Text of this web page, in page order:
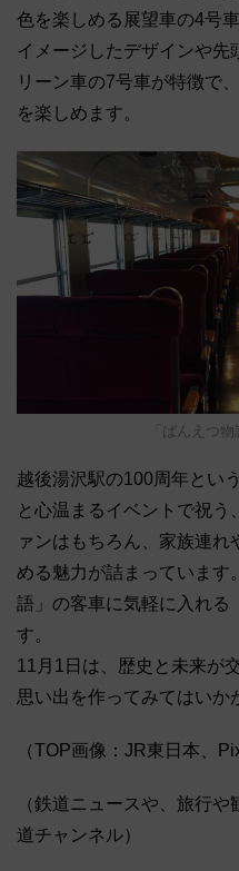
色を楽しめる展望車の4号
イメージしたデザインや
リーン車の7号車が特徴で
を楽しめます。
「ばんえつ
越後湯沢駅の100周年とい
と心温まるイベントで祝う
ァンはもちろん、家族連
める魅力が詰まっています
語」の客車に気軽に入れる
す。
11月1日は、歴史と未来が
思い出を作ってみてはいか
（TOP画像：JR東日本、
（鉄道ニュースや、旅行
道チャンネル）